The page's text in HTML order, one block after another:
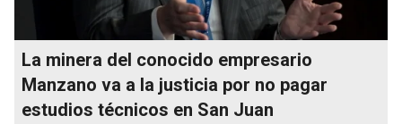
La minera del conocido empresario
Manzano va a la justicia por no pagar
estudios técnicos en San Juan